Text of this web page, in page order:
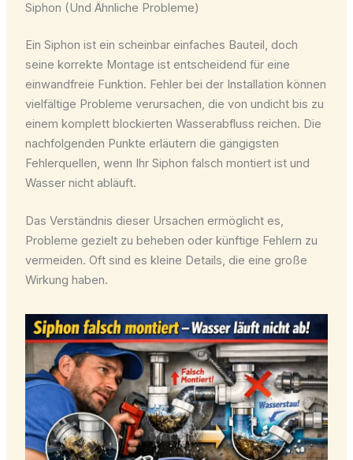
Siphon (Und Ähnliche Probleme)
Ein Siphon ist ein scheinbar einfaches Bauteil, doch
seine korrekte Montage ist entscheidend für eine
einwandfreie Funktion. Fehler bei der Installation können
vielfältige Probleme verursachen, die von undicht bis zu
einem komplett blockierten Wasserabfluss reichen. Die
nachfolgenden Punkte erläutern die gängigsten
Fehlerquellen, wenn Ihr Siphon falsch montiert ist und
Wasser nicht abläuft.
Das Verständnis dieser Ursachen ermöglicht es,
Probleme gezielt zu beheben oder künftige Fehlern zu
vermeiden. Oft sind es kleine Details, die eine große
Wirkung haben.